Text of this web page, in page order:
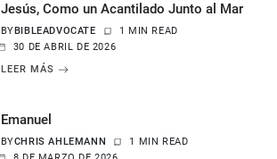
Jesús, Como un Acantilado Junto al Mar
BY BIBLEADVOCATE
1 MIN READ
30 DE ABRIL DE 2026
LEER MÁS
Emanuel
BYCHRIS AHLEMANN
1 MIN READ